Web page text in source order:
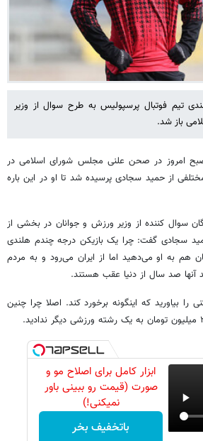
تیم فوتبال پرسپولیس به طرح سوال از وزیر
باز شد.
صبح امروز در صحن علنی مجلس شورای اسلامی در
از حمید سجادی پرسیده شد تا او در این باره
سوال کننده از وزیر ورزش و جوانان در بخشی از
سجادی گفت: چرا یک بازیکن درجه چندم هلندی
هم به او می‌دهید اما از ایران می‌رود و به مردم
آنها صد سال از دنیا عقب هستند.
را بیاورید که اینگونه برخورد کند. اصلا چرا چنین
ابزار کامل برای اصلاح مو و
صورت (قیمت رو ببینی باور
نمیکنی!)
باتخفیف بخر